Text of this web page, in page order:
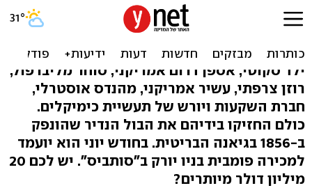
הודפס בסנט, יימכר
במיליונים: סיפורו של בול
ילד סקוטי, אספן דרום אמריקני, סוחר מליברפול,
רוזן צרפתי, עשיר אמריקני, מהנדס אוסטרלי,
חברת השקעות ויורש של תעשיית כימיקלים.
כולם החזיקו בידיהם את הבול הנדיר שהונפק
ב-1856 בגיאנה הבריטית. בחודש יוני הוא יועמד
למכירה פומבית בניו יורק ב"סותביס". יש לכם 20
מיליון דולר מיותרים?